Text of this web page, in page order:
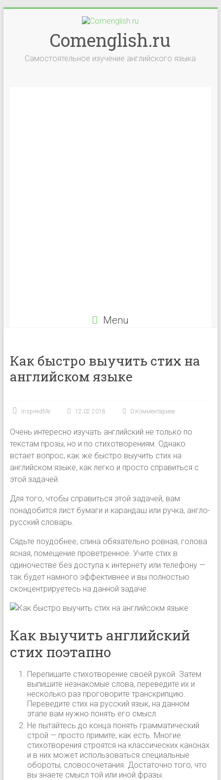
Comenglish.ru
Самостоятельное изучение английского языка
Menu
Как быстро выучить стих на
английском языке
InspiredMe 12.02.2018 0 Комментариев
Очень интересно изучать английский не только по
текстам прозы, но и по стихотворениям. Однако
встает вопрос, как же быстро выучить стих на
английском языке, как легко и просто справиться с
этой задачей.
Для того, чтобы справиться этой задачей, вам
понадобится лист бумаги и карандаш или ручка, англо-
русский словарь.
Сядьте поудобнее, спина обязательно ровная, голова
ясная, помещение проветренное. Учите стих в
одиночестве без доступа к интернету или телефону —
так будет намного эффективнее и вы полностью
сконцентрируетесь на данной задаче.
Как выучить английский
стих поэтапно
Перепишите стихотворение своей рукой. Затем
выпишите незнакомые слова, переведите их и
несколько раз проговорите транскрипцию.
Переведите стих на русский язык, на данном
этапе вам нужно понять его смысл.
Не пытайтесь до конца понять грамматический
строй — просто примите, как есть. Многие
стихотворения строятся на классических канонах
и в них может использоваться специальные
обороты, словосочетания. Достаточно того, что
вы знаете смысл той или иной фразы.